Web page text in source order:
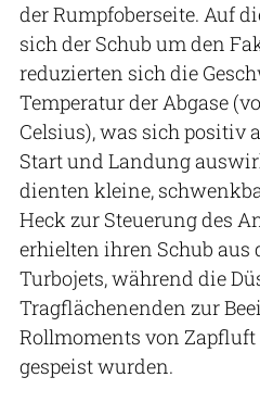
der Rumpfoberseite. Auf
sich der Schub um den
reduzierten sich die
Temperatur der Abgase
Celsius), was sich positiv
Start und Landung
dienten kleine,
Heck zur Steuerung des
erhielten ihren Schub aus
Turbojets, während die
Tragflächenenden zur
Rollmoments von
gespeist wurden.